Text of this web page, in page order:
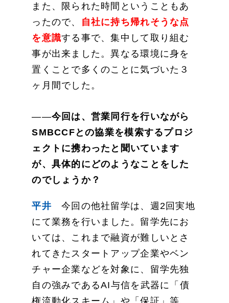
また、限られた時間ということもあ
ったので、
自社に持ち帰れそうな点
を意識する事で、集中して取り組む
事が出来ました。異なる環境に身を
置くことで多くのことに気づいた３
ヶ月間でした。
――今回は、営業同行を行いながら
SMBCCFとの協業を模索するプロジ
ェクトに携わったと聞いています
が、具体的にどのようなことをした
のでしょうか？
平井 今回の他社留学は、週2回実地
にて業務を行いました。留学先にお
いては、これまで融資が難しいとさ
れてきたスタートアップ企業やベン
チャー企業などを対象に、留学先独
自の強みであるAI与信を武器に「債
権流動化スキーム」や「保証」等、